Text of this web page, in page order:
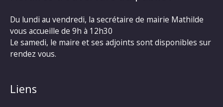
Du lundi au vendredi, la secrétaire de mairie Mathilde
vous accueille de 9h à 12h30
Le samedi, le maire et ses adjoints sont disponibles sur
rendez vous.
Liens